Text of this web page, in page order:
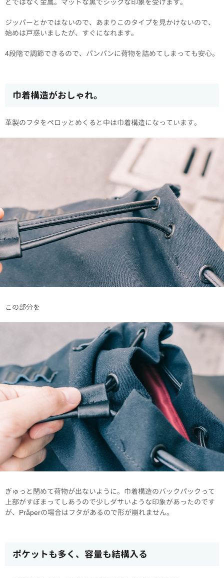
ジッパーとかではないので、あまりこのタイプを見かけないので、
始めは戸惑いましたが、すぐになれます。
4段階で調節できるので、パンパンに荷物を詰めてしまっても安心。
巾着構造がおしゃれ。
革製のフタをペロッとめくると中は巾着構造になっています。
この部分を
ぎゅっと閉めて荷物が出ないように。巾着構造のバックパックって
上部がすぼまってしあうので少しダサいような印象があったのです
が、Pråperの場合はフタがあるので形が崩れません。
ポケットも多く、容量も結構入る